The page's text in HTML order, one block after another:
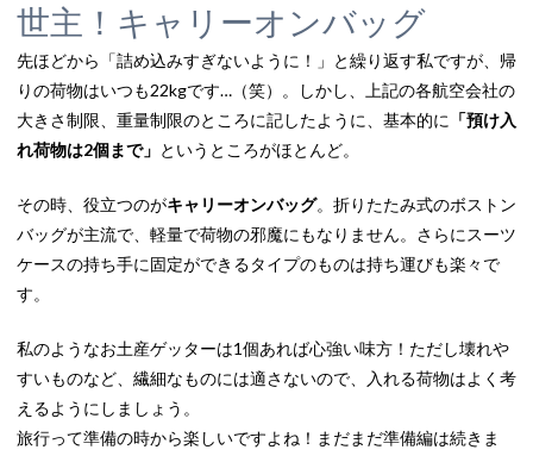
世主！キャリーオンバッグ
先ほどから「詰め込みすぎないように！」と繰り返す私ですが、帰
りの荷物はいつも22kgです…（笑）。しかし、上記の各航空会社の
大きさ制限、重量制限のところに記したように、基本的に 「預け入
れ荷物は2個まで」 というところがほとんど。
その時、役立つのがキャリーオンバッグ。折りたたみ式のボストン
バッグが主流で、軽量で荷物の邪魔にもなりません。さらにスーツ
ケースの持ち手に固定ができるタイプのものは持ち運びも楽々で
す。
私のようなお土産ゲッターは1個あれば心強い味方！ただし壊れや
すいものなど、繊細なものには適さないので、入れる荷物はよく考
えるようにしましょう。
旅行って準備の時から楽しいですよね！まだまだ準備編は続きま